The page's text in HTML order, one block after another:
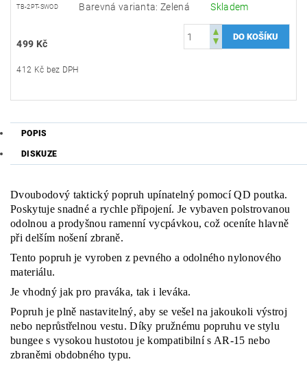
TB-2PT-SWOD Barevná varianta: Zelená Skladem
499 Kč
412 Kč bez DPH
POPIS
DISKUZE
Dvoubodový taktický popruh upínatelný pomocí QD poutka.
Poskytuje snadné a rychle připojení. Je vybaven polstrovanou
odolnou a prodyšnou ramenní vycpávkou, což oceníte hlavně
při delším nošení zbraně.
Tento popruh je vyroben z pevného a odolného nylonového
materiálu.
Je vhodný jak pro praváka, tak i leváka.
Popruh je plně nastavitelný, aby se vešel na jakoukoli výstroj
nebo neprůstřelnou vestu. Díky pružnému popruhu ve stylu
bungee s vysokou hustotou je kompatibilní s AR-15 nebo
zbraněmi obdobného typu.